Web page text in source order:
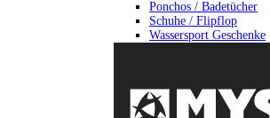
Ponchos / Badetücher
Schuhe / Flipflop
Wassersport Geschenke